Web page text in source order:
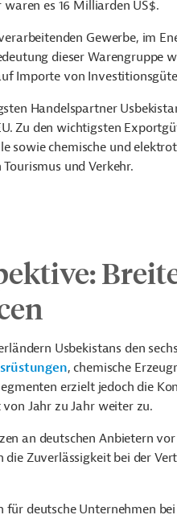
es 16 Milliarden US$.
Gewerbe, im
dieser Warengruppe
Importe von
Handelspartner
Zu den wichtigsten
sowie chemische und
und Verkehr.
Usbekistans den
, chemische
erzielt jedoch die
Jahr zu Jahr weiter zu.
an deutschen Anbietern
Zuverlässigkeit bei der
für deutsche Unternehmen